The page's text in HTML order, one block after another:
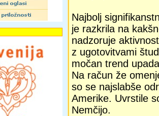
Najbolj
je razkrila na
nadzoruje
z ugotovitvami
močan trend
Na račun že
so se najslabše
Amerike. Uvrstile
Nemčijo.